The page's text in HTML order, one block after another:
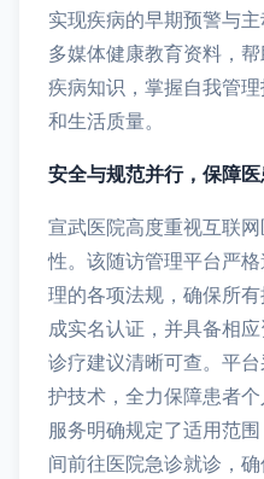
实现疾病的早期预警与
多媒体健康教育资料，
疾病知识，掌握自我管
和生活质量。
安全与规范并行，保障
宣武医院高度重视互联
性。该随访管理平台严
理的各项法规，确保所
成实名认证，并具备相
诊疗建议清晰可查。平
护技术，全力保障患者个
服务明确规定了适用范
间前往医院急诊就诊，确